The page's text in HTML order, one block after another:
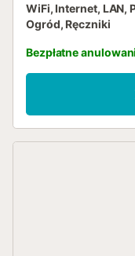
WiFi, Internet, LAN,
Ogród, Ręczniki
Bezpłatne